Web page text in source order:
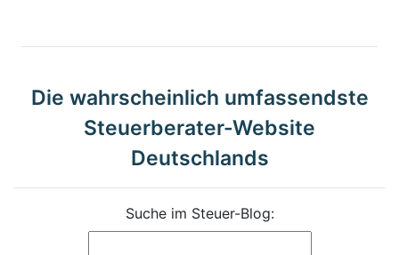
Die wahrscheinlich umfassendste
Steuerberater-Website
Deutschlands
Suche im Steuer-Blog: